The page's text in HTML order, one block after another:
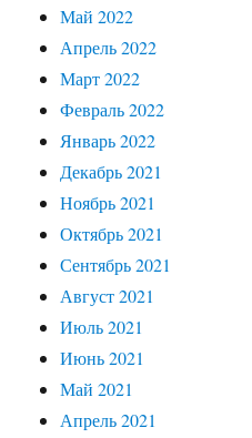
Май 2022
Апрель 2022
Март 2022
Февраль 2022
Январь 2022
Декабрь 2021
Ноябрь 2021
Октябрь 2021
Сентябрь 2021
Август 2021
Июль 2021
Июнь 2021
Май 2021
Апрель 2021